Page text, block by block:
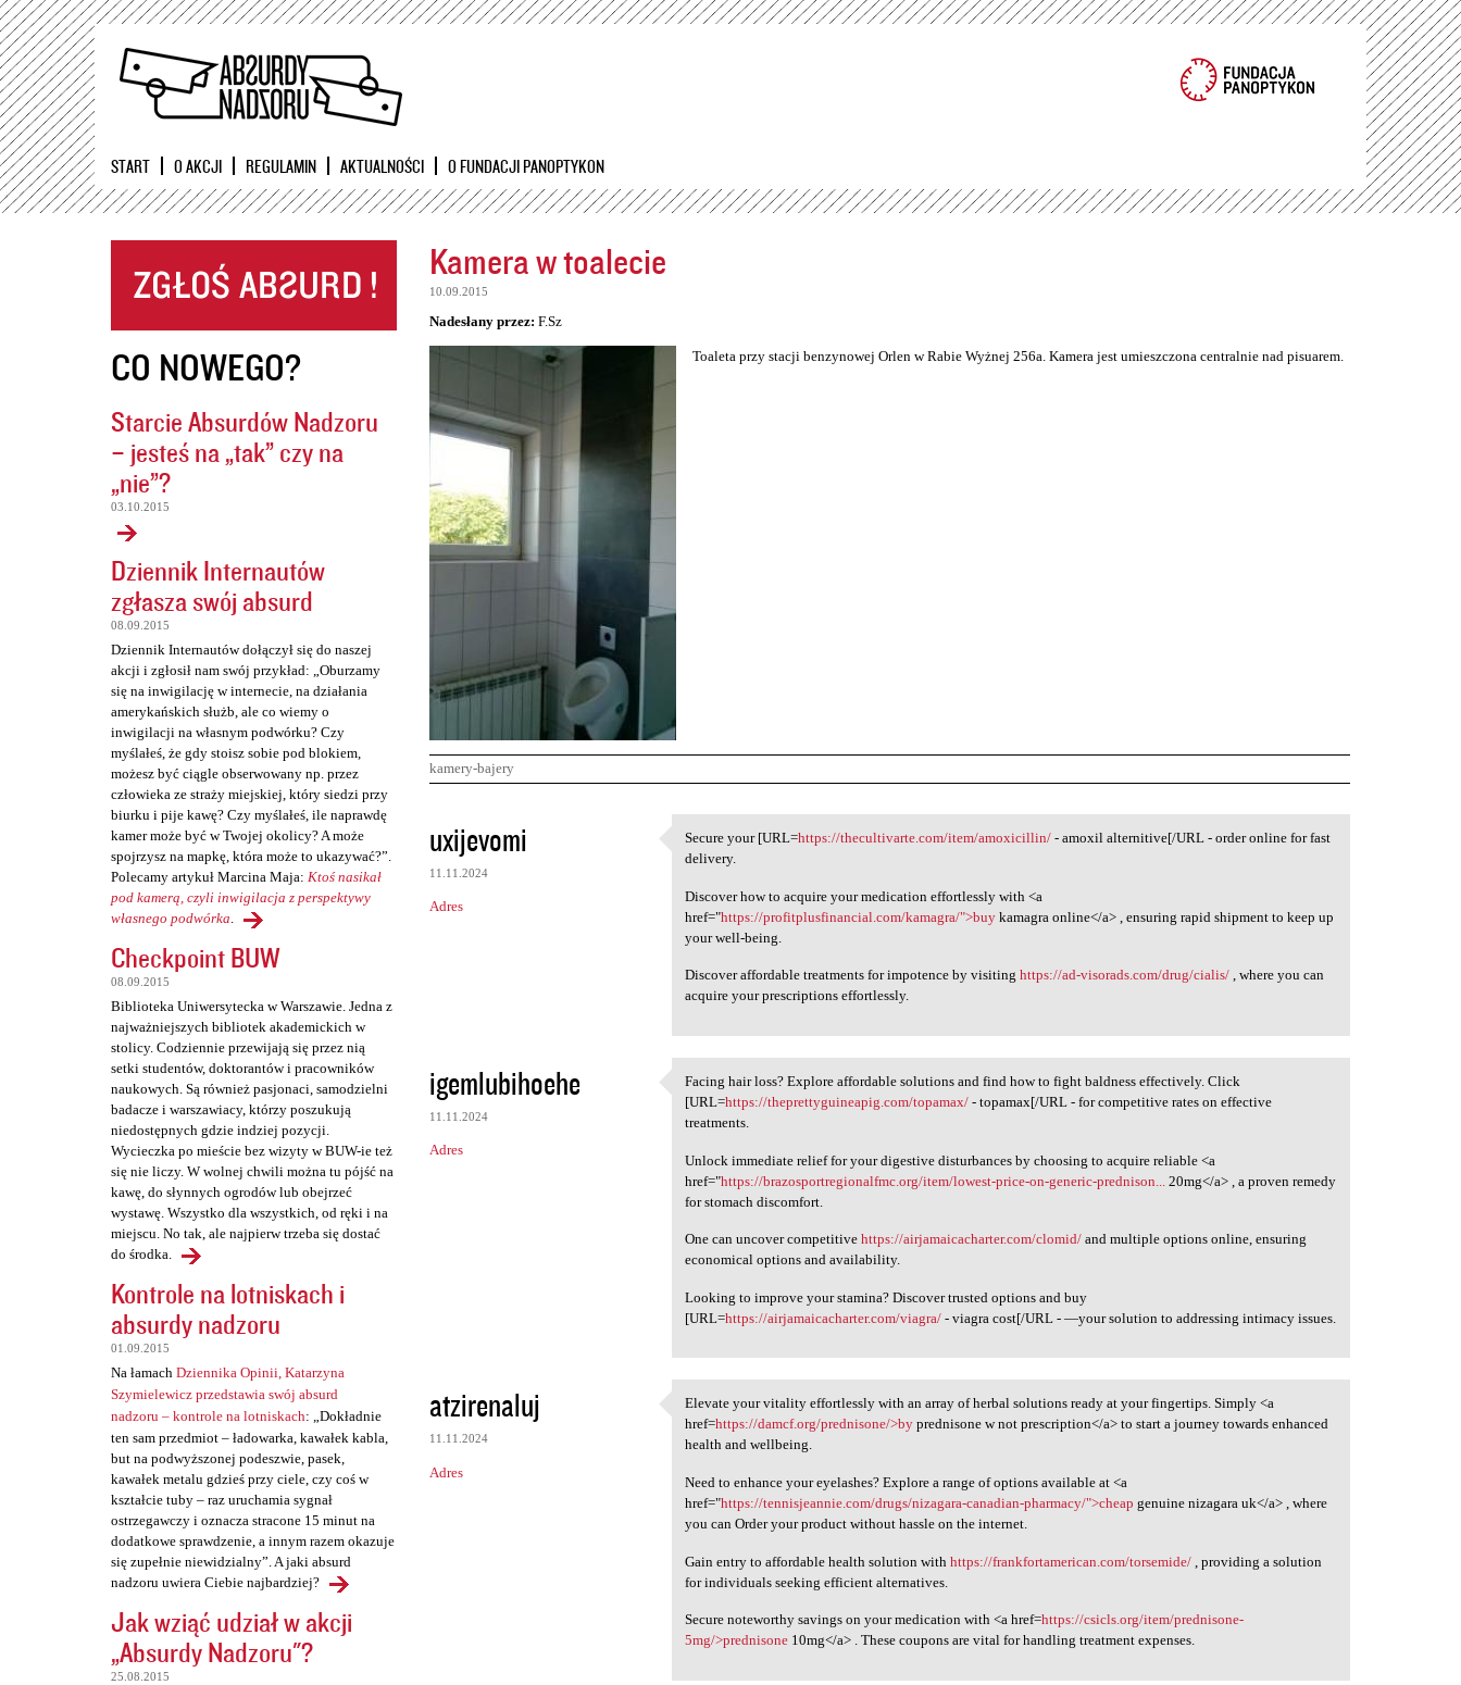
Przejdź
START O AKCJI REGULAMIN AKTUALNOŚCI O FUNDACJI PANOPTYKON
CO NOWEGO?
Starcie Absurdów Nadzoru
– jesteś na „tak” czy na
„nie”?
03.10.2015
Dziennik Internautów
zgłasza swój absurd
08.09.2015
Dziennik Internautów dołączył się do naszej
akcji i zgłosił nam swój przykład: „Oburzamy
się na inwigilację w internecie, na działania
amerykańskich służb, ale co wiemy o
inwigilacji na własnym podwórku? Czy
myślałeś, że gdy stoisz sobie pod blokiem,
możesz być ciągle obserwowany np. przez
człowieka ze straży miejskiej, który siedzi przy
biurku i pije kawę? Czy myślałeś, ile naprawdę
kamer może być w Twojej okolicy? A może
spojrzysz na mapkę, która może to ukazywać?”.
Polecamy artykuł Marcina Maja: Ktoś nasikał
pod kamerą, czyli inwigilacja z perspektywy
własnego podwórka.
Checkpoint BUW
08.09.2015
Biblioteka Uniwersytecka w Warszawie. Jedna z
najważniejszych bibliotek akademickich w
stolicy. Codziennie przewijają się przez nią
setki studentów, doktorantów i pracowników
naukowych. Są również pasjonaci, samodzielni
badacze i warszawiacy, którzy poszukują
niedostępnych gdzie indziej pozycji.
Wycieczka po mieście bez wizyty w BUW-ie też
się nie liczy. W wolnej chwili można tu pójść na
kawę, do słynnych ogrodów lub obejrzeć
wystawę. Wszystko dla wszystkich, od ręki i na
miejscu. No tak, ale najpierw trzeba się dostać
do środka.
Kontrole na lotniskach i
absurdy nadzoru
01.09.2015
Na łamach Dziennika Opinii, Katarzyna
Szymielewicz przedstawia swój absurd
nadzoru – kontrole na lotniskach: „Dokładnie
ten sam przedmiot – ładowarka, kawałek kabla,
but na podwyższonej podeszwie, pasek,
kawałek metalu gdzieś przy ciele, czy coś w
kształcie tuby – raz uruchamia sygnał
ostrzegawczy i oznacza stracone 15 minut na
dodatkowe sprawdzenie, a innym razem okazuje
się zupełnie niewidzialny”. A jaki absurd
nadzoru uwiera Ciebie najbardziej?
Jak wziąć udział w akcji
„Absurdy Nadzoru"?
25.08.2015
Kamera w toalecie
10.09.2015
Nadesłany przez: F.Sz
Toaleta przy stacji benzynowej Orlen w Rabie Wyżnej 256a. Kamera jest umieszczona centralnie nad pisuarem.
kamery-bajery
K
o
m
e
z
e
uxijevomi
11.11.2024
Adres
Secure your [URL=https:/
Secure your [URL=https://thecultivarte.com/item/amoxicillin/ - amoxil alternitive[/URL - order online for fast
delivery.
Discover how to acquire your medication effortlessly with <a
href="https://profitplusfinancial.com/kamagra/">buy kamagra online</a> , ensuring rapid shipment to keep up
your well-being.
Discover affordable treatments for impotence by visitinghttps://ad-visorads.com/drug/cialis/ , where you can
acquire your prescriptions effortlessly.
igemlubihoehe
11.11.2024
Adres
Facing hair loss? Explore
Facing hair loss? Explore affordable solutions and find how to fight baldness effectively. Click
[URL=https://theprettyguineapig.com/topamax/ - topamax[/URL - for competitive rates on effective
treatments.
Unlock immediate relief for your digestive disturbances by choosing to acquire reliable <a
href="https://brazosportregionalfmc.org/item/lowest-price-on-generic-prednison...
20mg</a> , a proven remedy
for stomach discomfort.
One can uncover competitivehttps://airjamaicacharter.com/clomid/ and multiple options online, ensuring
economical options and availability.
Looking to improve your stamina? Discover trusted options and buy
[URL=https://airjamaicacharter.com/viagra/ - viagra cost[/URL - —your solution to addressing intimacy issues.
atzirenaluj
11.11.2024
Adres
Elevate your vitality
Elevate your vitality effortlessly with an array of herbal solutions ready at your fingertips. Simply <a
href=https://damcf.org/prednisone/>by prednisone w not prescription</a> to start a journey towards enhanced
health and wellbeing.
Need to enhance your eyelashes? Explore a range of options available at <a
href="https://tennisjeannie.com/drugs/nizagara-canadian-pharmacy/">cheap genuine nizagara uk</a> , where
you can Order your product without hassle on the internet.
Gain entry to affordable health solution withhttps://frankfortamerican.com/torsemide/ , providing a solution
for individuals seeking efficient alternatives.
Secure noteworthy savings on your medication with <a href=https://csicls.org/item/prednisone-
5mg/>prednisone 10mg</a> . These coupons are vital for handling treatment expenses.